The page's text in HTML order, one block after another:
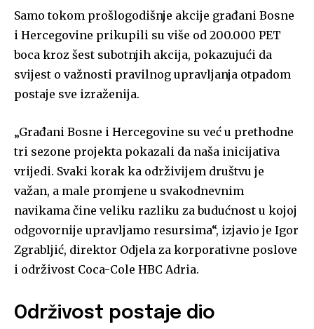
Samo tokom prošlogodišnje akcije građani Bosne
i Hercegovine prikupili su više od 200.000 PET
boca kroz šest subotnjih akcija, pokazujući da
svijest o važnosti pravilnog upravljanja otpadom
postaje sve izraženija.
„Građani Bosne i Hercegovine su već u prethodne
tri sezone projekta pokazali da naša inicijativa
vrijedi. Svaki korak ka održivijem društvu je
važan, a male promjene u svakodnevnim
navikama čine veliku razliku za budućnost u kojoj
odgovornije upravljamo resursima“, izjavio je Igor
Zgrabljić, direktor Odjela za korporativne poslove
i održivost Coca-Cole HBC Adria.
Održivost postaje dio